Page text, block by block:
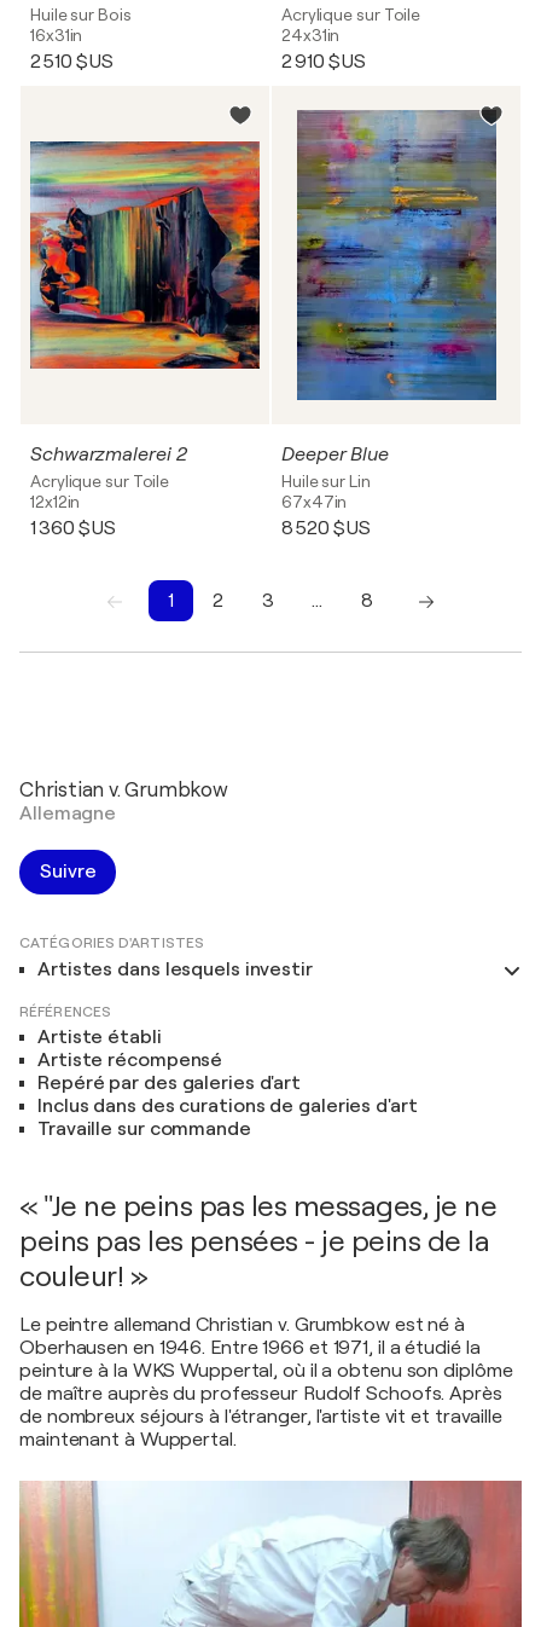
Huile sur Bois
16x31in
2 510 $US
Acrylique sur Toile
24x31in
2 910 $US
Schwarzmalerei 2
Acrylique sur Toile
12x12in
1 360 $US
Deeper Blue
Huile sur Lin
67x47in
8 520 $US
1 2 3 …
8
Christian v. Grumbkow
Allemagne
Suivre
CATÉGORIES D'ARTISTES
Artistes dans lesquels investir
RÉFÉRENCES
Artiste établi
Artiste récompensé
Repéré par des galeries d'art
Inclus dans des curations de galeries d'art
Travaille sur commande
« "Je ne peins pas les messages, je ne
peins pas les pensées - je peins de la
couleur! »
Le peintre allemand Christian v. Grumbkow est né à
Oberhausen en 1946. Entre 1966 et 1971, il a étudié la
peinture à la WKS Wuppertal, où il a obtenu son diplôme
de maître auprès du professeur Rudolf Schoofs. Après
de nombreux séjours à l'étranger, l'artiste vit et travaille
maintenant à Wuppertal.